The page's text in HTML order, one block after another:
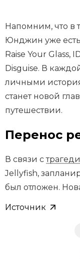
Напомним, что в
Юнджин уже
Raise Your Glass,
Disguise. В
личными
станет новой
путешествии.
Перенос
В связи с
Jellyfish,
был отложен.
Источник